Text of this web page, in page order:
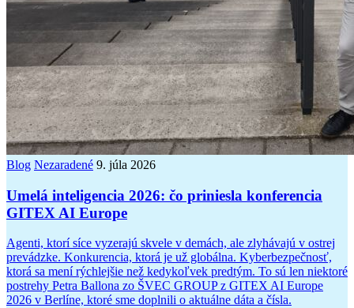
Blog Nezaradené 9. júla 2026
Umelá inteligencia 2026: čo priniesla konferencia
GITEX AI Europe
Agenti, ktorí síce vyzerajú skvele v demách, ale zlyhávajú v ostrej
prevádzke. Konkurencia, ktorá je už globálna. Kyberbezpečnosť,
ktorá sa mení rýchlejšie než kedykoľvek predtým. To sú len niektoré
postrehy Petra Ballona zo ŠVEC GROUP z GITEX AI Europe
2026 v Berlíne, ktoré sme doplnili o aktuálne dáta a čísla.